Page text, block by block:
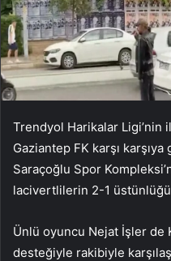
Trendyol Harikalar Ligi’nin
Gaziantep FK karşı
Saraçoğlu Spor
lacivertlilerin 2-1 üstünlüğü
Ünlü oyuncu Nejat İşler de
desteğiyle rakibiyle